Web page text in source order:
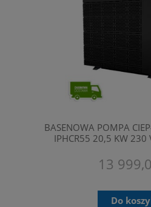
BASENOWA POMPA
IPHCR55 20,5 KW 230
13
Do